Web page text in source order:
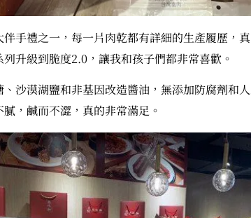
手禮之一，每一片肉乾都有詳細的生產履歷，
升級到脆度2.0，讓我和孩子們都非常喜歡。
沙漠湖鹽和非基因改造醬油，無添加防腐劑和
，鹹而不澀，真的非常滿足。